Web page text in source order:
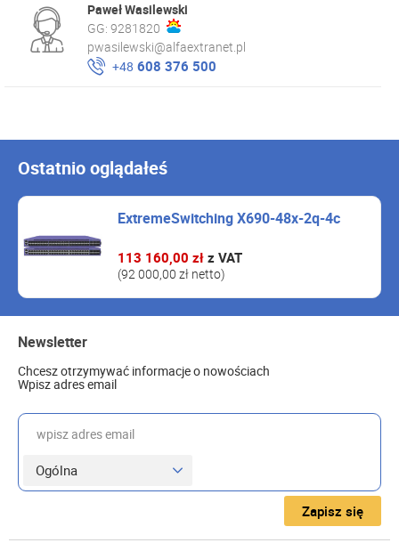
Paweł Wasilewski
GG: 9281820
pwasilewski@alfaextranet.pl
+48 608 376 500
Ostatnio oglądałeś
ExtremeSwitching X690-48x-2q-4c
113 160,00 zł z VAT
(92 000,00 zł netto)
Newsletter
Chcesz otrzymywać informacje o nowościach
Wpisz adres email
wpisz adres email
Zapisz się